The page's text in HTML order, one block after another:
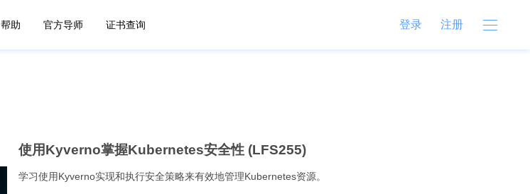
帮助 官方导师 证书查询 登录 注册
使用Kyverno掌握Kubernetes安全性 (LFS255)
学习使用Kyverno实现和执行安全策略来有效地管理Kubernetes资源。